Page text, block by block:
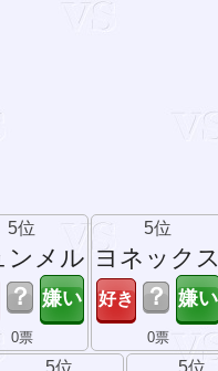
5位
ンメル
？
0票
5位
ヨネックス
？
0票